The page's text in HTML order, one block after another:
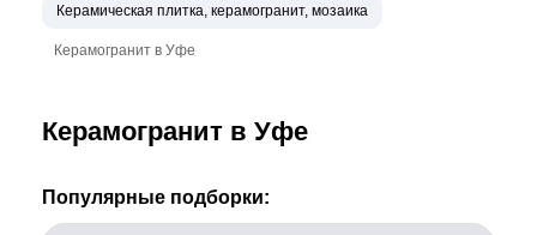
Керамическая плитка, керамогранит, мозаика
Керамогранит в Уфе
Керамогранит в Уфе
Популярные подборки: